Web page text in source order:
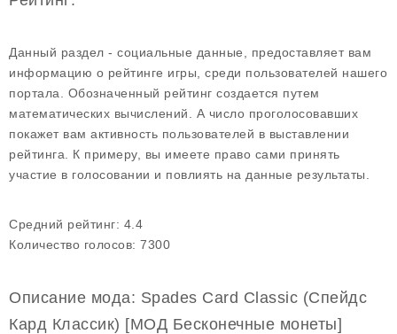
Данный раздел - социальные данные, предоставляет вам
информацию о рейтинге игры, среди пользователей нашего
портала. Обозначенный рейтинг создается путем
математических вычислений. А число проголосовавших
покажет вам активность пользователей в выставлении
рейтинга. К примеру, вы имеете право сами принять
участие в голосовании и повлиять на данные результаты.
Средний рейтинг: 4.4
Количество голосов: 7300
Описание мода: Spades Card Classic (Спейдс
Кард Классик) [МОД Бесконечные монеты]